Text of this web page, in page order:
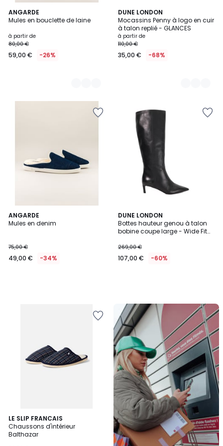
ANGARDE
Mules en bouclette de laine
à partir de
80,00 €
59,00 € -26%
4
Couleurs
DUNE LONDON
Mocassins Penny à logo en cuir
à talon replié - GLANCES
à partir de
110,00 €
35,00 € -68%
3
Couleurs
ANGARDE
Mules en denim
75,00 €
49,00 € -34%
DUNE LONDON
Bottes hauteur genou à talon
bobine coupe large - Wide Fit
269,00 €
107,00 € -60%
LE SLIP FRANCAIS
Chaussons d'intérieur
Balthazar
Nouveau
Livraison
en
Locker
Mondial
Relay